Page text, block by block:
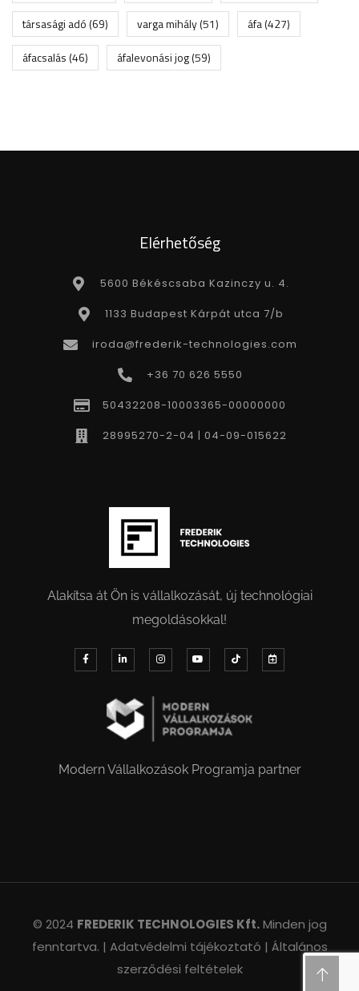
társasági adó(69) varga mihály(51) áfa(427)
áfacsalás(46) áfalevonási jog(59)
Elérhetőség
5600 Békéscsaba Kazinczy u. 4.
1133 Budapest Kárpát utca 7/b
iroda@frederik-technologies.com
+36 70 626 5550
50432208-10003365-00000000
28995270-2-04 | 04-09-015622
Alakítsa át Ön is vállalkozását, új technológiai
megoldásokkal!
Modern Vállalkozások Programja partner
© 2024 FREDERIK TECHNOLOGIES Kft.Minden jog
fenntartva. | Adatvédelmi tájékoztató | Általános
szerződési feltételek